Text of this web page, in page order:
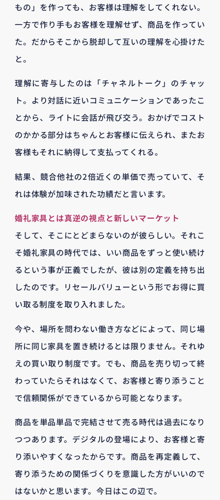
もの」を作っても、お客様は理解をしてくれない。
一方で作り手もお客様を理解せず、商品を作ってい
た。だからそこから脱却して互いの理解を心掛けた
と。
理解に寄与したのは「チャネルトーク」のチャッ
ト。より対話に近いコミュニケーションであったこ
とから、ライトに会話が飛び交う。おかげでコスト
のかかる部分はちゃんとお客様に伝えられ、またお
客様もそれに納得して支払ってくれる。
結果、競合他社の2倍近くの単価で売っていて、そ
れは体験が加味された功績だと言います。
婚礼家具とは真逆の視点と新しいマーケット
そして、そこにとどまらないのが彼らしい。それこ
そ婚礼家具の時代では、いい商品をずっと使い続け
るという事が正義でしたが、彼は別の定義を持ち出
したのです。リセールバリューという形でお得に買
い取る制度を取り入れました。
今や、場所を問わない働き方などによって、同じ場
所に同じ家具を置き続けるとは限りません。それゆ
えの買い取り制度です。でも、商品を売り切って終
わっていたらそれはなくて、お客様と寄り添うこと
で信頼関係ができているから可能となります。
商品を単品単品で完結させて売る時代は過去になり
つつあります。デジタルの登場により、お客様と寄
り添いやすくなったからです。商品を再定義して、
寄り添うための関係づくりを意識した方がいいので
はないかと思います。今日はこの辺で。